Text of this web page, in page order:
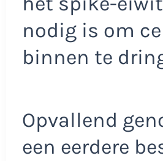
nodig is om
binnen te
Opvallend
een eerdere